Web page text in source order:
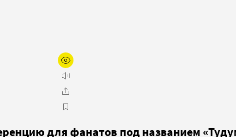
для фанатов под названием